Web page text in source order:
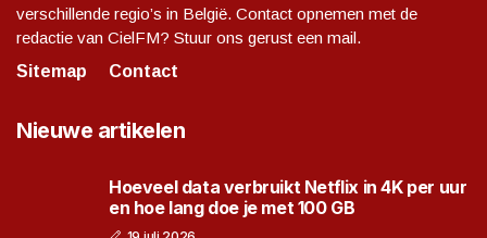
verschillende regio’s in België. Contact opnemen met de
redactie van CielFM? Stuur ons gerust een mail.
Sitemap
Contact
Nieuwe artikelen
Hoeveel data verbruikt Netflix in 4K per uur
en hoe lang doe je met 100 GB